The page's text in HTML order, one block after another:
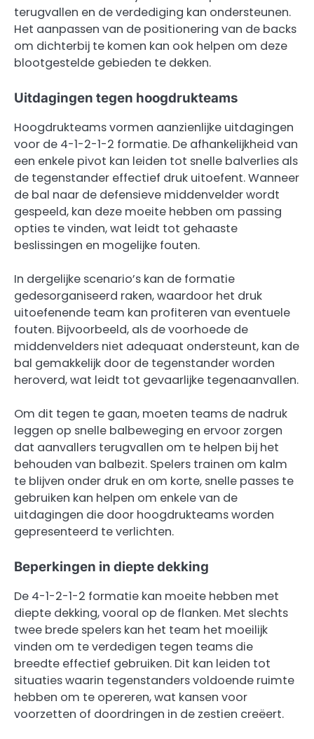
terugvallen en de verdediging kan ondersteunen.
Het aanpassen van de positionering van de backs
om dichterbij te komen kan ook helpen om deze
blootgestelde gebieden te dekken.
Uitdagingen tegen hoogdrukteams
Hoogdrukteams vormen aanzienlijke uitdagingen
voor de 4-1-2-1-2 formatie. De afhankelijkheid van
een enkele pivot kan leiden tot snelle balverlies als
de tegenstander effectief druk uitoefent. Wanneer
de bal naar de defensieve middenvelder wordt
gespeeld, kan deze moeite hebben om passing
opties te vinden, wat leidt tot gehaaste
beslissingen en mogelijke fouten.
In dergelijke scenario’s kan de formatie
gedesorganiseerd raken, waardoor het druk
uitoefenende team kan profiteren van eventuele
fouten. Bijvoorbeeld, als de voorhoede de
middenvelders niet adequaat ondersteunt, kan de
bal gemakkelijk door de tegenstander worden
heroverd, wat leidt tot gevaarlijke tegenaanvallen.
Om dit tegen te gaan, moeten teams de nadruk
leggen op snelle balbeweging en ervoor zorgen
dat aanvallers terugvallen om te helpen bij het
behouden van balbezit. Spelers trainen om kalm
te blijven onder druk en om korte, snelle passes te
gebruiken kan helpen om enkele van de
uitdagingen die door hoogdrukteams worden
gepresenteerd te verlichten.
Beperkingen in diepte dekking
De 4-1-2-1-2 formatie kan moeite hebben met
diepte dekking, vooral op de flanken. Met slechts
twee brede spelers kan het team het moeilijk
vinden om te verdedigen tegen teams die
breedte effectief gebruiken. Dit kan leiden tot
situaties waarin tegenstanders voldoende ruimte
hebben om te opereren, wat kansen voor
voorzetten of doordringen in de zestien creëert.